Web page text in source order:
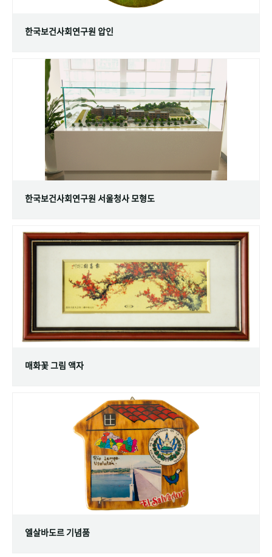
한국보건사회연구원 압인
한국보건사회연구원 서울청사 모형도
매화꽃 그림 액자
엘살바도르 기념품